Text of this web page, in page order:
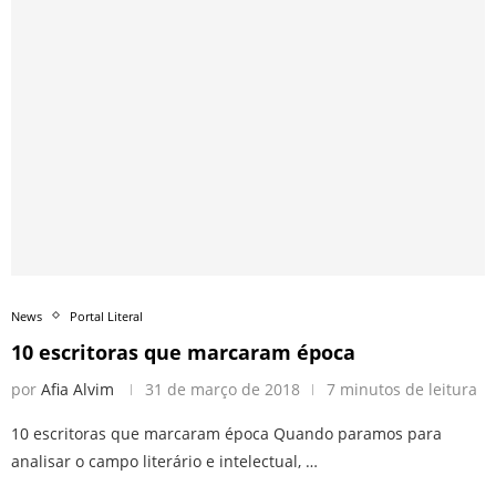
News Portal Literal
10 escritoras que marcaram época
por Afia Alvim 31 de março de 2018 7 minutos de leitura
10 escritoras que marcaram época Quando paramos para
analisar o campo literário e intelectual, …